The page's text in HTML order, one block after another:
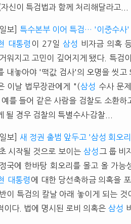
신이 특검법과 함께 처리해달라고...
보]
특수본부 이어 특검… '이중수사'
대통령 이 27일 삼성
비자금 의혹
워지고 고민이 깊어지게 됐다. 특검
내놓아야 '떡값 검사'의 오명을 씻
이날 법무장관에게 "(삼성 수사 문
를 들어 같은 사람을 검찰도 소환
될 경우 검찰의 특별수사·감찰...
보] 새 정권 출범 앞두고 '삼성 회오
시작될 것으로 보이는 삼성 그 룹 비
국에 한바탕 회오리를 몰고 올 가
대통령 에 대한 당선축하금 의혹을
이 특검의 칼날 아래 놓이게 되는
이다. 법에 명시된 로비 의혹은 삼성